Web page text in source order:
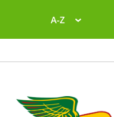
A-Z